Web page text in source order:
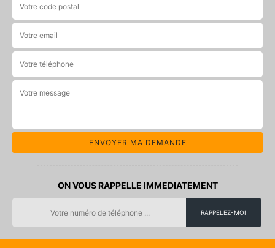
ON VOUS RAPPELLE IMMEDIATEMENT